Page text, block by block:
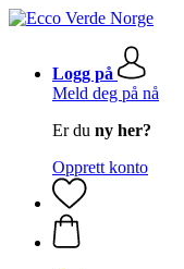
Logg på
Meld deg på nå
Er du ny her?
Opprett konto